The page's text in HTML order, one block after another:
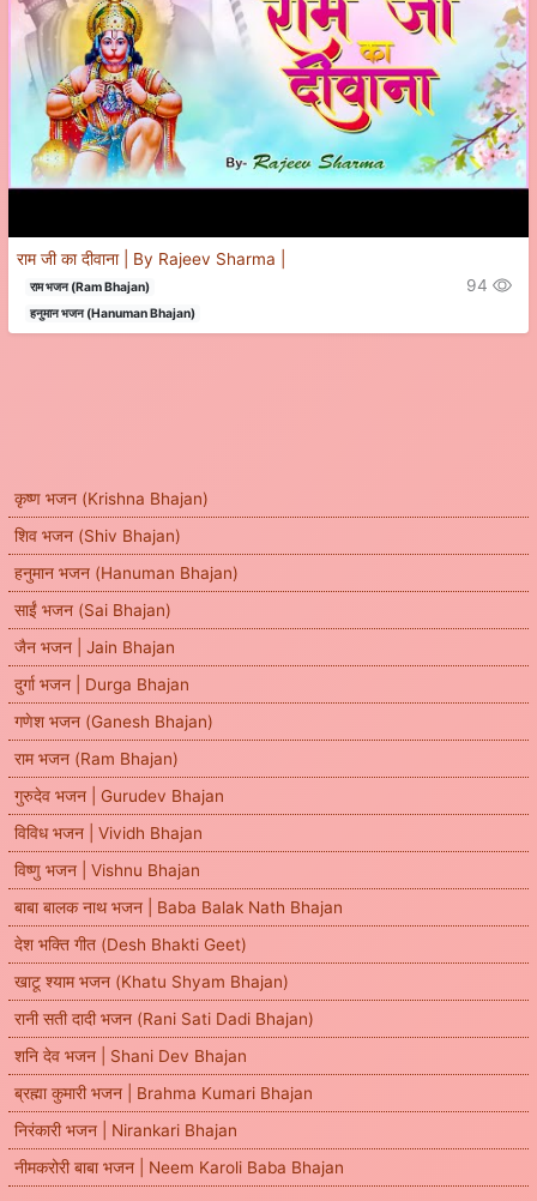
कृष्ण भजन (Krishna Bhajan)
शिव भजन (Shiv Bhajan)
हनुमान भजन (Hanuman Bhajan)
साईं भजन (Sai Bhajan)
जैन भजन | Jain Bhajan
दुर्गा भजन | Durga Bhajan
गणेश भजन (Ganesh Bhajan)
राम भजन (Ram Bhajan)
गुरुदेव भजन | Gurudev Bhajan
विविध भजन | Vividh Bhajan
विष्णु भजन | Vishnu Bhajan
बाबा बालक नाथ भजन | Baba Balak Nath Bhajan
देश भक्ति गीत (Desh Bhakti Geet)
खाटू श्याम भजन (Khatu Shyam Bhajan)
रानी सती दादी भजन (Rani Sati Dadi Bhajan)
शनि देव भजन | Shani Dev Bhajan
ब्रह्मा कुमारी भजन | Brahma Kumari Bhajan
निरंकारी भजन | Nirankari Bhajan
नीमकरोरी बाबा भजन | Neem Karoli Baba Bhajan
राम जी का दीवाना | By Rajeev Sharma |
राम भजन (Ram Bhajan)
हनुमान भजन (Hanuman Bhajan)
94